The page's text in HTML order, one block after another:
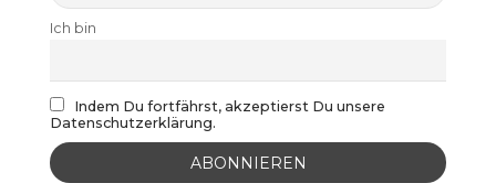
Ich bin
Indem Du fortfährst, akzeptierst Du unsere
Datenschutzerklärung.